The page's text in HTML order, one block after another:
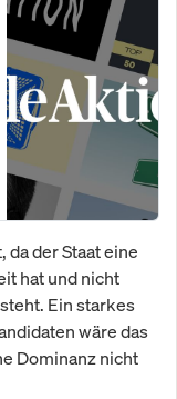
der Staat eine
hat und nicht
Ein starkes
wäre das
Dominanz nicht